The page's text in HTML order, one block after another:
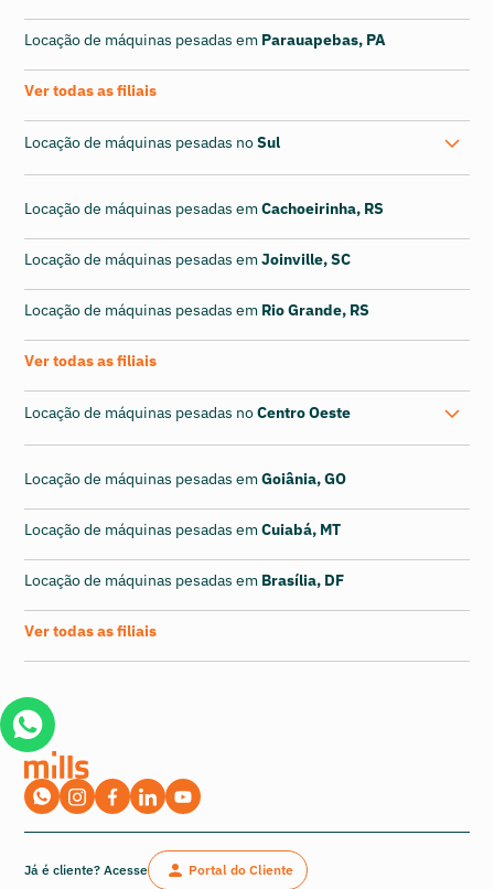
Locação de máquinas pesadas em Parauapebas, PA
Ver todas as filiais
Locação de máquinas pesadas noSul
Locação de máquinas pesadas emCachoeirinha, RS
Locação de máquinas pesadas emJoinville, SC
Locação de máquinas pesadas em Rio Grande, RS
Ver todas as filiais
Locação de máquinas pesadas noCentro Oeste
Locação de máquinas pesadas emGoiânia, GO
Locação de máquinas pesadas emCuiabá, MT
Locação de máquinas pesadas em Brasília, DF
Ver todas as filiais
Já é cliente? Acesse
Portal do Cliente